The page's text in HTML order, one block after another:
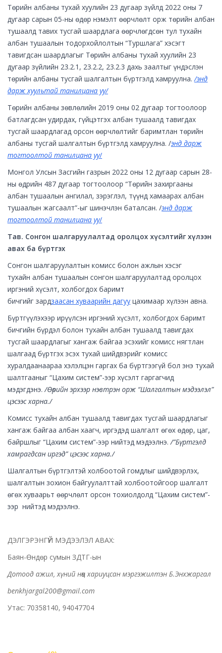
Төрийн албаны тухай хуулийн 23 дугаар зүйлд 2022 оны 7
дугаар сарын 05-ны өдөр нэмэлт өөрчлөлт орж төрийн албан
тушаалд тавих тусгай шаардлага өөрчлөгдсөн тул тухайн
албан тушаалын тодорхойлолтын “Туршлага” хэсэгт
тавигдсан шаардлагыг Төрийн албаны тухай хуулийн 23
дугаар зүйлийн 23.2.1, 23.2.2, 23.2.3 дахь заалтыг үндэслэн
төрийн албаны тусгай шалгалтын бүртгэлд хамруулна./энд
дарж хуультай танилцана уу/
Төрийн албаны зөвлөлийн 2019 оны 02 дугаар тогтоолоор
батлагдсан удирдах, гүйцэтгэх албан тушаалд тавигдах
тусгай шаардлагад орсон өөрчлөлтийг баримтлан төрийн
албаны тусгай шалгалтын бүртгэлд хамруулна. /энд дарж
тогтоолтой танилцана уу/
Монгол Улсын Засгийн газрын 2022 оны 12 дугаар сарын 28-
ны өдрийн 487 дугаар тогтоолоор “Төрийн захиргааны
албан тушаалын ангилал, зэрэглэл, түүнд хамаарах албан
тушаалын жагсаалт”-ыг шинэчлэн баталсан. /энд дарж
тогтоолтой танилцана уу/
Тав. Сонгон шалгаруулалтад оролцох хүсэлтийг хүлээн
авах ба бүртгэх
Сонгон шалгаруулалтын комисс болон ажлын хэсэг
тухайн албан тушаалын сонгон шалгаруулалтад оролцох
иргэний хүсэлт, холбогдох баримт
бичгийг зардзаасан хуваарийн дагуу цахимаар хүлээн авна.
Бүртгүүлэхээр ирүүлсэн иргэний хүсэлт, холбогдох баримт
бичгийн бүрдэл болон тухайн албан тушаалд тавигдах
тусгай шаардлагыг хангаж байгаа эсэхийг комисс нягтлан
шалгаад бүртгэх эсэх тухай шийдвэрийг комисс
хуралдаанаараа хэлэлцэн гаргах ба бүртгээгүй бол энэ тухай
шалтгааныг “Цахим систем”-ээр хүсэлт гаргагчид
мэдэгдэнэ./Өөрийн эрхээр нэвтрэн орж “Шалгалтын мэдээлэл”
цэсээс харна./
Комисс тухайн албан тушаалд тавигдах тусгай шаардлагыг
хангаж байгаа албан хаагч, иргэдэд шалгалт өгөх өдөр, цаг,
байршлыг “Цахим систем”-ээр нийтэд мэдээлнэ./”Бүртгэлд
хамрагдсан иргэд” цэсээс харна./
Шалгалтын бүртгэлтэй холбоотой гомдлыг шийдвэрлэх,
шалгалтын зохион байгуулалттай холбоотойгоор шалгалт
өгөх хуваарьт өөрчлөлт орсон тохиолдолд “Цахим систем”-
ээр нийтэд мэдээлнэ.
ДЭЛГЭРЭНГҮЙ МЭДЭЭЛЭЛ АВАХ:
Баян-Өндөр сумын ЗДТГ-ын
Дотоод ажил, хүний нөөц хариуцсан мэргэжилтэн Б.Энхжаргал
benkhjargal200@gmail.com
Утас: 70358140, 94047704